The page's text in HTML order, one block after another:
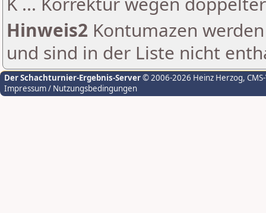
Hinweis2 Kontumazen
und sind in der Liste nicht
Der Schachturnier-Ergebnis-Server© 2006-2026 Heinz Herzog,
Impressum / Nutzungsbedingungen